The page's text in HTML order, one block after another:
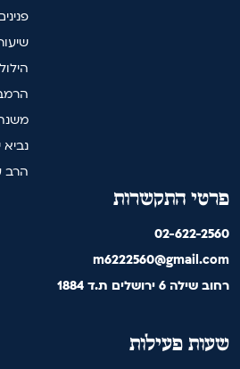
נביא
הרב
פרטי התקשרות
02-622-2560
m6222560@gmail.com
רחוב שילה 6 ירושלים ת.ד 1884
שעות פעילות